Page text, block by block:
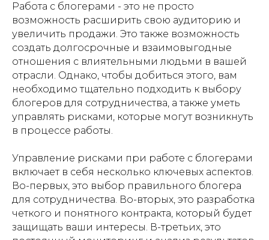
Работа с блогерами - это не просто
возможность расширить свою аудиторию и
увеличить продажи. Это также возможность
создать долгосрочные и взаимовыгодные
отношения с влиятельными людьми в вашей
отрасли. Однако, чтобы добиться этого, вам
необходимо тщательно подходить к выбору
блогеров для сотрудничества, а также уметь
управлять рисками, которые могут возникнуть
в процессе работы.
Управление рисками при работе с блогерами
включает в себя несколько ключевых аспектов.
Во-первых, это выбор правильного блогера
для сотрудничества. Во-вторых, это разработка
четкого и понятного контракта, который будет
защищать ваши интересы. В-третьих, это